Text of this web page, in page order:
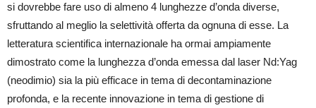
si dovrebbe fare uso di almeno 4 lunghezze d’onda diverse,
sfruttando al meglio la selettività offerta da ognuna di esse. La
letteratura scientifica internazionale ha ormai ampiamente
dimostrato come la lunghezza d’onda emessa dal laser Nd:Yag
(neodimio) sia la più efficace in tema di decontaminazione
profonda, e la recente innovazione in tema di gestione di